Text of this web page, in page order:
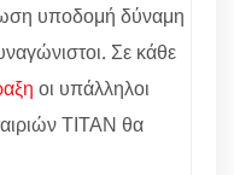
υποδομή δύναμη
Σε κάθε
οι υπάλληλοι
ΤΙΤΑΝ θα